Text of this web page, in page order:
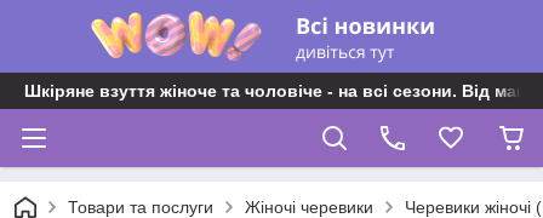
Шкіряне взуття жіноче та чоловіче - на всі сезони. Від
Товари та послуги Жіночі черевики Черевики жіночі